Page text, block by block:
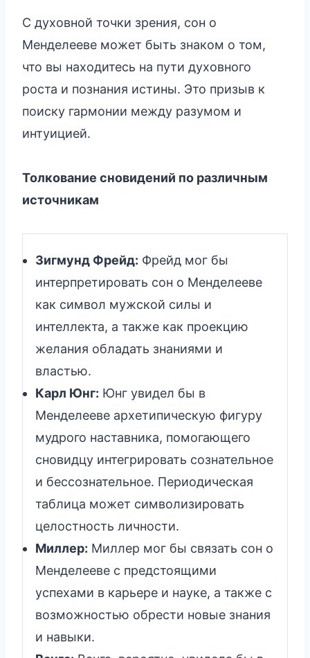
С духовной точки зрения, сон о
Менделееве может быть знаком о том,
что вы находитесь на пути духовного
роста и познания истины. Это призыв к
поиску гармонии между разумом и
интуицией.
Толкование сновидений по различным
источникам
Зигмунд Фрейд: Фрейд мог бы
интерпретировать сон о Менделееве
как символ мужской силы и
интеллекта, а также как проекцию
желания обладать знаниями и
властью.
Карл Юнг: Юнг увидел бы в
Менделееве архетипическую фигуру
мудрого наставника, помогающего
сновидцу интегрировать сознательное
и бессознательное. Периодическая
таблица может символизировать
целостность личности.
Миллер: Миллер мог бы связать сон о
Менделееве с предстоящими
успехами в карьере и науке, а также с
возможностью обрести новые знания
и навыки.